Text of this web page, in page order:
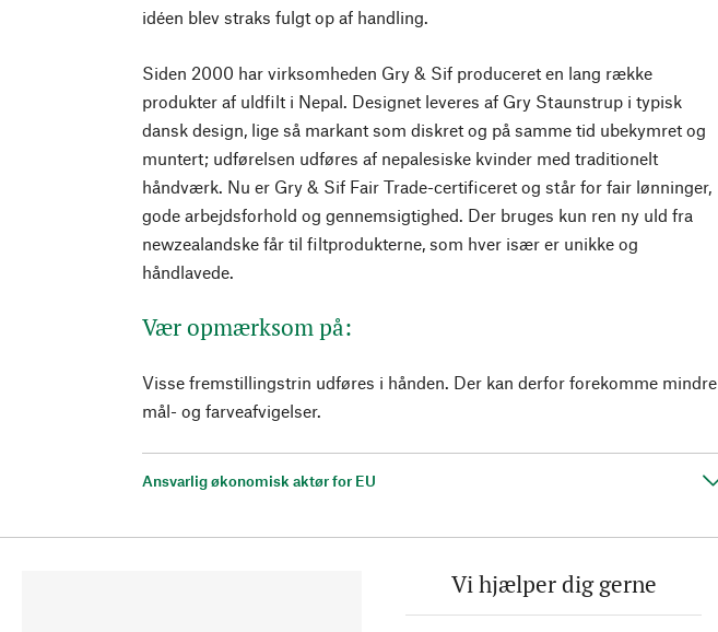
idéen blev straks fulgt op af handling.
Siden 2000 har virksomheden Gry & Sif produceret en lang række
produkter af uldfilt i Nepal. Designet leveres af Gry Staunstrup i typisk
dansk design, lige så markant som diskret og på samme tid ubekymret og
muntert; udførelsen udføres af nepalesiske kvinder med traditionelt
håndværk. Nu er Gry & Sif Fair Trade-certificeret og står for fair lønninger,
gode arbejdsforhold og gennemsigtighed. Der bruges kun ren ny uld fra
newzealandske får til filtprodukterne, som hver især er unikke og
håndlavede.
Vær opmærksom på:
Visse fremstillingstrin udføres i hånden. Der kan derfor forekomme mindre
mål- og farveafvigelser.
Ansvarlig økonomisk aktør for EU
Vi hjælper dig gerne